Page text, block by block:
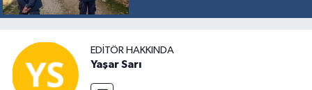
EDITÖR HAKKINDA
Yaşar Sarı